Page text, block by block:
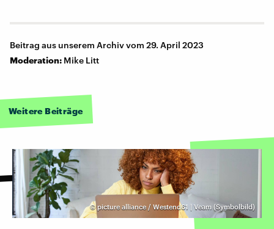
Beitrag aus unserem Archiv vom 29. April 2023
Moderation: Mike Litt
Weitere Beiträge
©picture alliance / Westend61 | Veam (Symbolbild)